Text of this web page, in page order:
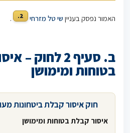
האמור נפסק בענייןשי טל מזרחי 2.
.
ב. סעיף 2 לחוק
בטוחות ומימושן
חוק איסור קבלת ביטחונות
איסור קבלת בטוחות ומימושן